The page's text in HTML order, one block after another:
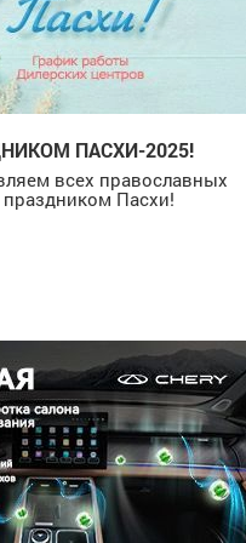
ПАСХИ-2025!
всех православных
Пасхи!